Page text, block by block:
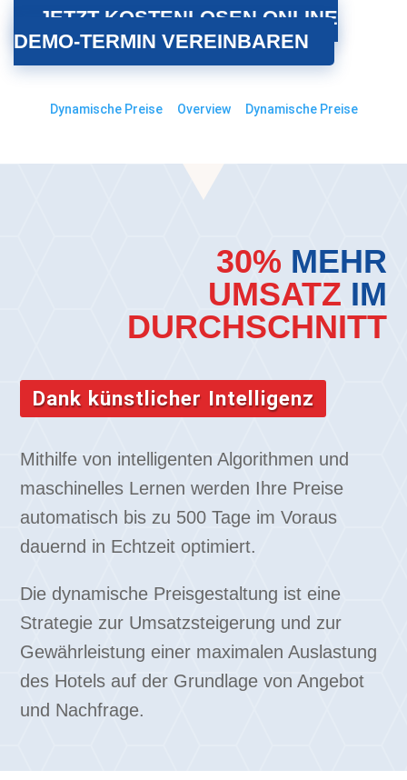
JETZT KOSTENLOSEN ONLINE
DEMO-TERMIN VEREINBAREN
Dynamische Preise Overview Dynamische Preise
30% MEHR
UMSATZ IM
DURCHSCHNITT
Dank künstlicher Intelligenz
Mithilfe von intelligenten Algorithmen und
maschinelles Lernen werden Ihre Preise
automatisch bis zu 500 Tage im Voraus
dauernd in Echtzeit optimiert.
Die dynamische Preisgestaltung ist eine
Strategie zur Umsatzsteigerung und zur
Gewährleistung einer maximalen Auslastung
des Hotels auf der Grundlage von Angebot
und Nachfrage.